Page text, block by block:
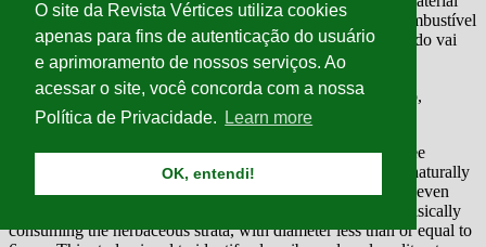
O site da Revista Vértices utiliza cookies
apenas para fins de autenticação do usuário
e aprimoramento de nossos serviços. Ao
acessar o site, você concorda com a nossa
Política de Privacidade.
Learn more
OK, entendi!